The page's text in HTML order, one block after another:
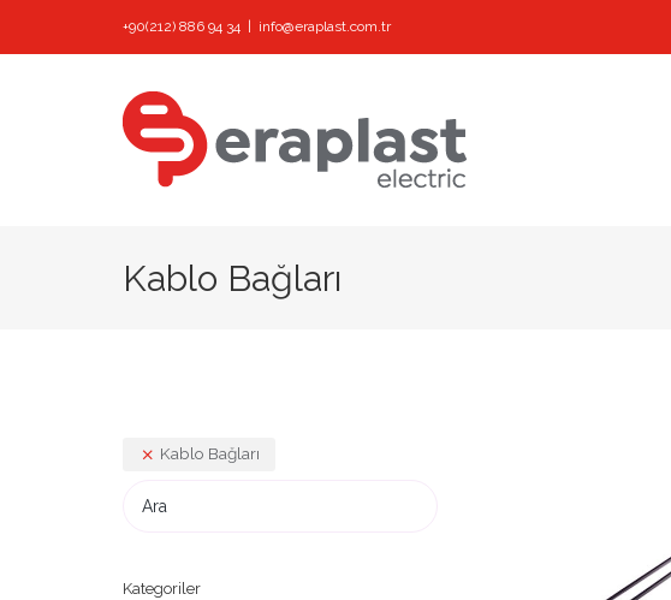
+90(212) 886 94 34 info@eraplast.com.tr
Kablo Bağları
Kablo Bağları
Kategoriler